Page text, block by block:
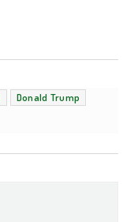
Donald Trump